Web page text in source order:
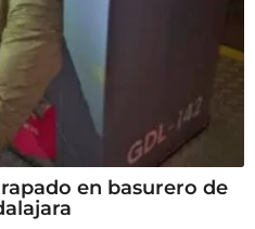
en basurero de